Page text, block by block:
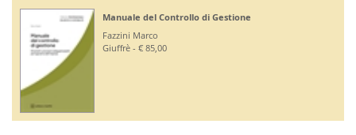
Manuale del Controllo di Gestione
Fazzini Marco
Giuffrè - € 85,00